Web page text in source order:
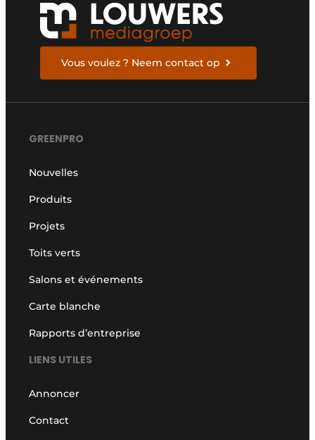
Vous voulez ? Neem contact op
GREENPRO
Nouvelles
Produits
Projets
Toits verts
Salons et événements
Carte blanche
Rapports d’entreprise
LIENS UTILES
Annoncer
Contact